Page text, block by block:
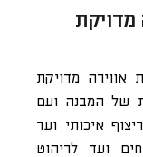
מדויקת
אווירה מדויקת
של המבנה ועם
איכותי ועד
ועד לריהוט